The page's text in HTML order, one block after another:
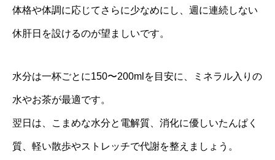
体格や体調に応じてさらに少なめにし、週に連続しない
休肝日を設けるのが望ましいです。
水分は一杯ごとに150〜200mlを目安に、ミネラル入りの
水やお茶が最適です。
翌日は、こまめな水分と電解質、消化に優しいたんぱく
質、軽い散歩やストレッチで代謝を整えましょう。